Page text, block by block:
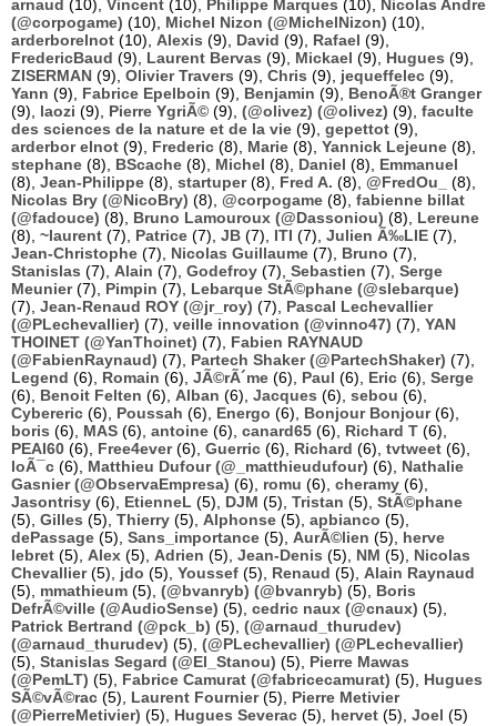
arnaud (10), Vincent (10), Philippe Marques (10), Nicolas Andre
(@corpogame) (10), Michel Nizon (@MichelNizon) (10),
arderborelnot (10), Alexis (9), David (9), Rafael (9),
FredericBaud (9), Laurent Bervas (9), Mickael (9), Hugues (9),
ZISERMAN (9), Olivier Travers (9), Chris (9), jequeffelec (9),
Yann (9), Fabrice Epelboin (9), Benjamin (9), BenoÃ®t Granger
(9), laozi (9), Pierre YgriÃ© (9), (@olivez) (@olivez) (9), faculte
des sciences de la nature et de la vie (9), gepettot (9),
arderbor elnot (9), Frederic (8), Marie (8), Yannick Lejeune (8),
stephane (8), BScache (8), Michel (8), Daniel (8), Emmanuel
(8), Jean-Philippe (8), startuper(8), Fred A. (8), @FredOu_
(8),
Nicolas Bry (@NicoBry) (8), @corpogame (8), fabienne billat
(@fadouce) (8), Bruno Lamouroux (@Dassoniou) (8), Lereune
(8), ~laurent (7), Patrice (7), JB (7), ITI (7), Julien Ã‰LIE (7),
Jean-Christophe (7), Nicolas Guillaume (7), Bruno (7),
Stanislas (7), Alain (7), Godefroy (7), Sebastien (7), Serge
Meunier(7), Pimpin (7), Lebarque StÃ©phane (@slebarque)
(7), Jean-Renaud ROY (@jr_roy) (7), Pascal Lechevallier
(@PLechevallier) (7), veille innovation (@vinno47) (7), YAN
THOINET (@YanThoinet) (7), Fabien RAYNAUD
(@FabienRaynaud) (7), Partech Shaker (@PartechShaker) (7),
Legend (6), Romain (6), JÃ©rÃ´me (6), Paul (6), Eric (6), Serge
(6), Benoit Felten (6), Alban (6), Jacques (6), sebou (6),
Cybereric (6), Poussah (6), Energo (6), Bonjour Bonjour(6),
boris (6), MAS (6), antoine (6), canard65 (6), Richard T (6),
PEAI60 (6), Free4ever(6), Guerric (6), Richard (6), tvtweet (6),
loÃ¯c (6), Matthieu Dufour (@_matthieudufour) (6), Nathalie
Gasnier (@ObservaEmpresa) (6), romu (6), cheramy (6),
Jasontrisy (6), EtienneL (5), DJM (5), Tristan (5), StÃ©phane
(5), Gilles (5), Thierry (5), Alphonse (5), apbianco (5),
dePassage (5), Sans_importance (5), AurÃ©lien (5), herve
lebret (5), Alex (5), Adrien (5), Jean-Denis (5), NM (5), Nicolas
Chevallier(5), jdo (5), Youssef (5), Renaud (5), Alain Raynaud
(5), mmathieum (5), (@bvanryb) (@bvanryb) (5), Boris
DefrÃ©ville (@AudioSense) (5), cedric naux (@cnaux) (5),
Patrick Bertrand (@pck_b) (5), (@arnaud_thurudev)
(@arnaud_thurudev) (5), (@PLechevallier) (@PLechevallier)
(5), Stanislas Segard (@El_Stanou) (5), Pierre Mawas
(@PemLT) (5), Fabrice Camurat (@fabricecamurat) (5), Hugues
SÃ©vÃ©rac (5), Laurent Fournier(5), Pierre Metivier
(@PierreMetivier) (5), Hugues Severac (5), hervet (5), Joel (5)